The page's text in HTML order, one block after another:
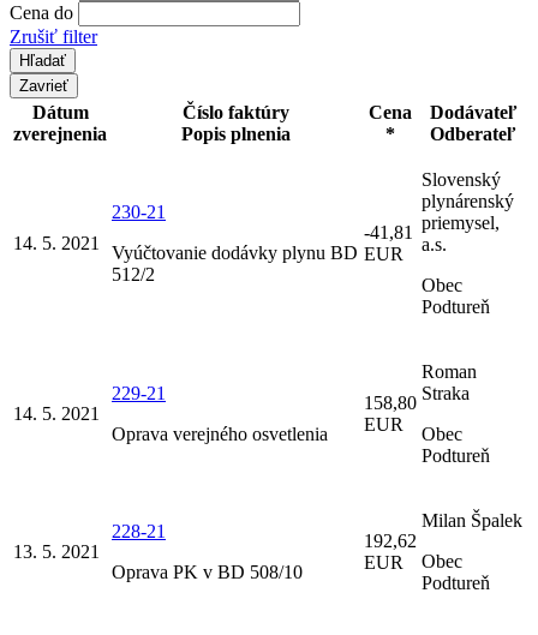
Cena do
Zrušiť filter
Zavrieť
Dátum
zverejnenia
Číslo faktúry
Popis plnenia
Cena
*
Dodávateľ
Odberateľ
14. 5. 2021
230-21
Vyúčtovanie dodávky plynu BD
512/2
-41,81
EUR
Slovenský
plynárenský
priemysel,
a.s.
Obec
Podtureň
14. 5. 2021
229-21
Oprava verejného osvetlenia
158,80
EUR
Roman
Straka
Obec
Podtureň
13. 5. 2021
228-21
Oprava PK v BD 508/10
192,62
EUR
Milan Špalek
Obec
Podtureň